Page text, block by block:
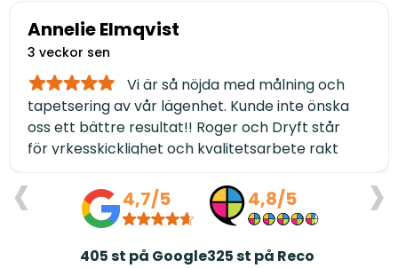
Annelie Elmqvist
3 veckor sen
Vi är så nöjda med målning och
tapetsering av vår lägenhet. Kunde inte önska
oss ett bättre resultat!! Roger och Dryft står
för yrkesskicklighet och kvalitetsarbete rakt
och är genomtrevliga i alla led. TACK ❤️/Annelie
och Jerry Elmqvist
‹ ›
4,7/5
405st på Google
4,8/5
325st på Reco